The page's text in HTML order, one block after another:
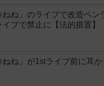
ね」のライブで改造ペン
ブで禁止に【法的措置】
ね」が1stライブ前に耳